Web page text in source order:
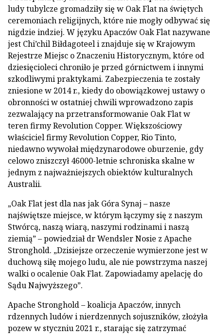
ludy tubylcze gromadziły się w Oak Flat na świętych
ceremoniach religijnych, które nie mogły odbywać się
nigdzie indziej. W języku Apaczów Oak Flat nazywane
jest Chi’chil Biłdagoteel i znajduje się w Krajowym
Rejestrze Miejsc o Znaczeniu Historycznym, które od
dziesięcioleci chroniło je przed górnictwem i innymi
szkodliwymi praktykami. Zabezpieczenia te zostały
zniesione w 2014 r., kiedy do obowiązkowej ustawy o
obronności w ostatniej chwili wprowadzono zapis
zezwalający na przetransformowanie Oak Flat w
teren firmy Revolution Copper. Większościowy
właściciel firmy Revolution Copper, Rio Tinto,
niedawno wywołał międzynarodowe oburzenie, gdy
celowo zniszczył 46000-letnie schroniska skalne w
jednym z najważniejszych obiektów kulturalnych
Australii.
„Oak Flat jest dla nas jak Góra Synaj – nasze
najświętsze miejsce, w którym łączymy się z naszym
Stwórcą, naszą wiarą, naszymi rodzinami i naszą
ziemią” – powiedział dr Wendsler Nosie z Apache
Stronghold. „Dzisiejsze orzeczenie wymierzone jest w
duchową siłę mojego ludu, ale nie powstrzyma naszej
walki o ocalenie Oak Flat. Zapowiadamy apelację do
Sądu Najwyższego”.
Apache Stronghold – koalicja Apaczów, innych
rdzennych ludów i nierdzennych sojuszników, złożyła
pozew w styczniu 2021 r., starając się zatrzymać